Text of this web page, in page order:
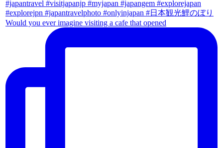
Would you ever imagine visiting a cafe that opened